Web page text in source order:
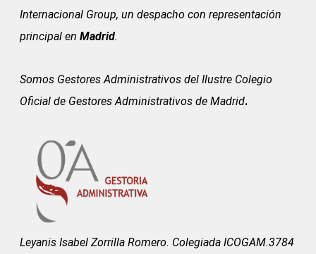
Internacional Group, un despacho con representación
principal en Madrid.
Somos Gestores Administrativos del Ilustre Colegio
Oficial de Gestores Administrativos de Madrid.
Leyanis Isabel Zorrilla Romero. Colegiada ICOGAM.3784